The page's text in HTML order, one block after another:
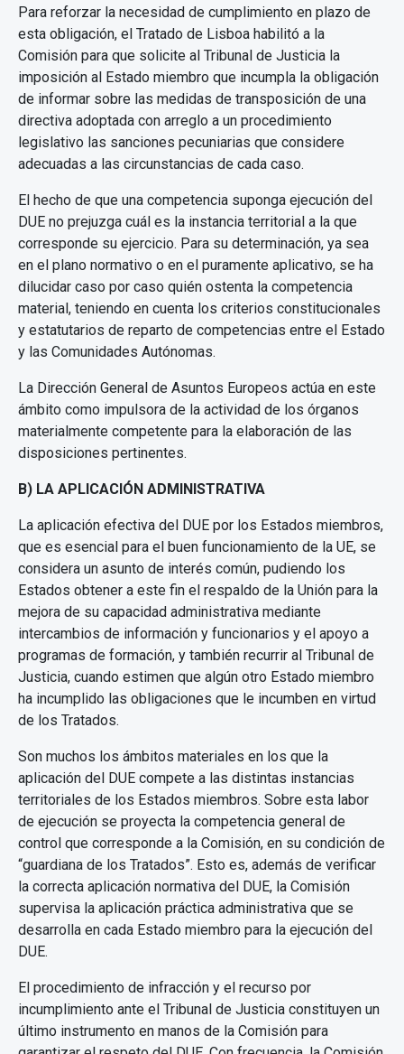
Para reforzar la necesidad de cumplimiento en plazo de
esta obligación, el Tratado de Lisboa habilitó a la
Comisión para que solicite al Tribunal de Justicia la
imposición al Estado miembro que incumpla la obligación
de informar sobre las medidas de transposición de una
directiva adoptada con arreglo a un procedimiento
legislativo las sanciones pecuniarias que considere
adecuadas a las circunstancias de cada caso.
El hecho de que una competencia suponga ejecución del
DUE no prejuzga cuál es la instancia territorial a la que
corresponde su ejercicio. Para su determinación, ya sea
en el plano normativo o en el puramente aplicativo, se ha
dilucidar caso por caso quién ostenta la competencia
material, teniendo en cuenta los criterios constitucionales
y estatutarios de reparto de competencias entre el Estado
y las Comunidades Autónomas.
La Dirección General de Asuntos Europeos actúa en este
ámbito como impulsora de la actividad de los órganos
materialmente competente para la elaboración de las
disposiciones pertinentes.
B) LA APLICACIÓN ADMINISTRATIVA
La aplicación efectiva del DUE por los Estados miembros,
que es esencial para el buen funcionamiento de la UE, se
considera un asunto de interés común, pudiendo los
Estados obtener a este fin el respaldo de la Unión para la
mejora de su capacidad administrativa mediante
intercambios de información y funcionarios y el apoyo a
programas de formación, y también recurrir al Tribunal de
Justicia, cuando estimen que algún otro Estado miembro
ha incumplido las obligaciones que le incumben en virtud
de los Tratados.
Son muchos los ámbitos materiales en los que la
aplicación del DUE compete a las distintas instancias
territoriales de los Estados miembros. Sobre esta labor
de ejecución se proyecta la competencia general de
control que corresponde a la Comisión, en su condición de
“guardiana de los Tratados”. Esto es, además de verificar
la correcta aplicación normativa del DUE, la Comisión
supervisa la aplicación práctica administrativa que se
desarrolla en cada Estado miembro para la ejecución del
DUE.
El procedimiento de infracción y el recurso por
incumplimiento ante el Tribunal de Justicia constituyen un
último instrumento en manos de la Comisión para